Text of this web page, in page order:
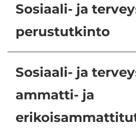
Sosiaali- ja
perustutkinto
Sosiaali- ja
ammatti- ja